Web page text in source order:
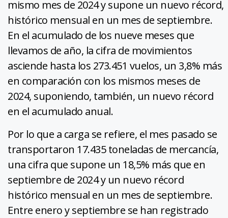
mismo mes de 2024 y supone un nuevo récord,
histórico mensual en un mes de septiembre.
En el acumulado de los nueve meses que
llevamos de año, la cifra de movimientos
asciende hasta los 273.451 vuelos, un 3,8% más
en comparación con los mismos meses de
2024, suponiendo, también, un nuevo récord
en el acumulado anual.
Por lo que a carga se refiere, el mes pasado se
transportaron 17.435 toneladas de mercancía,
una cifra que supone un 18,5% más que en
septiembre de 2024 y un nuevo récord
histórico mensual en un mes de septiembre.
Entre enero y septiembre se han registrado